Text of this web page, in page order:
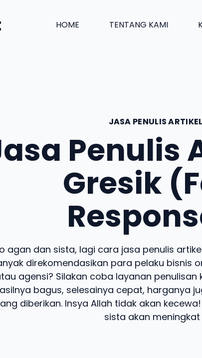
HOME TENTANG KAMI
JASA PENULIS ARTIKEL
Penulis
Gresik
agan dan sista, lagi cara jasa penulis
direkomendasikan para pelaku bisnis
agensi? Silakan coba layanan penulisan
bagus, selesainya cepat, harganya
diberikan. Insya Allah tidak akan
sista akan meningkat